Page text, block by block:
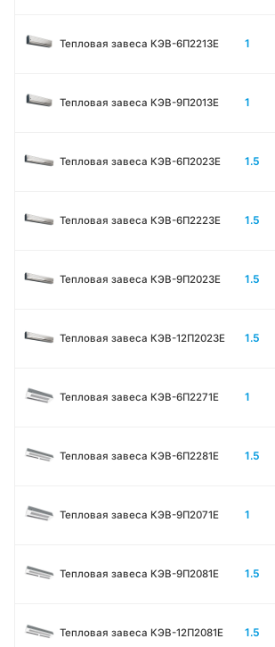
Тепловая завеса КЭВ-6П2213Е 1
Тепловая завеса КЭВ-9П2013E 1
Тепловая завеса КЭВ-6П2023E 1.5
Тепловая завеса КЭВ-6П2223E 1.5
Тепловая завеса КЭВ-9П2023E 1.5
Тепловая завеса КЭВ-12П2023E 1.5
Тепловая завеса КЭВ-6П2271E 1
Тепловая завеса КЭВ-6П2281E 1.5
Тепловая завеса КЭВ-9П2071E 1
Тепловая завеса КЭВ-9П2081E 1.5
Тепловая завеса КЭВ-12П2081E 1.5